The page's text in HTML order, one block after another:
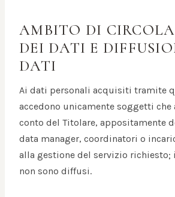
AMBITO DI
DEI DATI E
DATI
Ai dati personali acquisiti tramite
accedono unicamente soggetti che
conto del Titolare, appositamente
data manager, coordinatori o
alla gestione del servizio
non sono diffusi.